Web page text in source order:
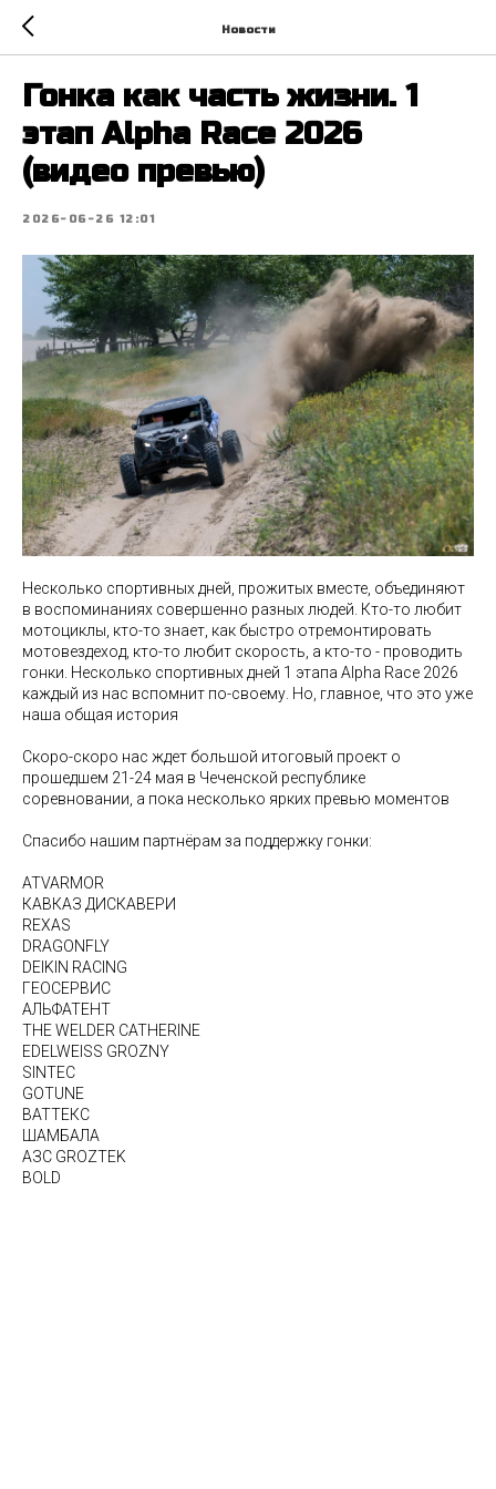
Новости
Гонка как часть жизни. 1
этап Alpha Race 2026
(видео превью)
2026-06-26 12:01
Несколько спортивных дней, прожитых вместе, объединяют
в воспоминаниях совершенно разных людей. Кто-то любит
мотоциклы, кто-то знает, как быстро отремонтировать
мотовездеход, кто-то любит скорость, а кто-то - проводить
гонки. Несколько спортивных дней 1 этапа Alpha Race 2026
каждый из нас вспомнит по-своему. Но, главное, что это уже
наша общая история
Скоро-скоро нас ждет большой итоговый проект о
прошедшем 21-24 мая в Чеченской республике
соревновании, а пока несколько ярких превью моментов
Спасибо нашим партнёрам за поддержку гонки:
ATVARMOR
КАВКАЗ ДИСКАВЕРИ
REXAS
DRAGONFLY
DEIKIN RACING
ГЕОСЕРВИС
АЛЬФАТЕНТ
THE WELDER CATHERINE
EDELWEISS GROZNY
SINTEC
GOTUNE
ВАТТЕКС
ШАМБАЛА
АЗС GROZTEK
BOLD